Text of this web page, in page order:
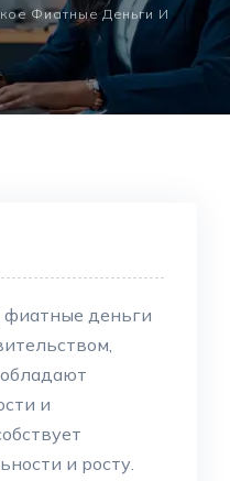
Фиатные Деньги И
фиатные деньги
и
и росту.